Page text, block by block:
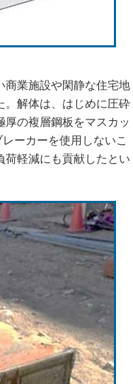
業施設や閑静な住宅地
。解体は、はじめに圧砕
の複層鋼板をマスカッ
ーカーを使用しないこ
荷軽減にも貢献したとい